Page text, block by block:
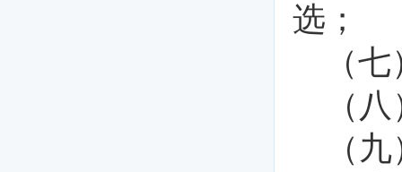
选；
（
（
（